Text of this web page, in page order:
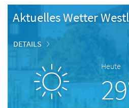
Aktuelles Wetter
DETAILS
Heute